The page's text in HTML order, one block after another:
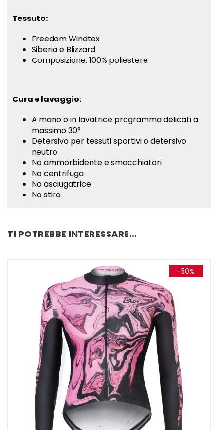
Tessuto:
Freedom Windtex
Siberia e Blizzard
Composizione: 100% poliestere
Cura e lavaggio:
A mano o in lavatrice programma delicati a
massimo 30°
Detersivo per tessuti sportivi o detersivo
neutro
No ammorbidente e smacchiatori
No centrifuga
No asciugatrice
No stiro
TI POTREBBE INTERESSARE…
-50%